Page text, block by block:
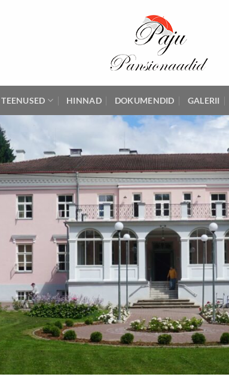
TEENUSED HINNAD DOKUMENDID GALERII